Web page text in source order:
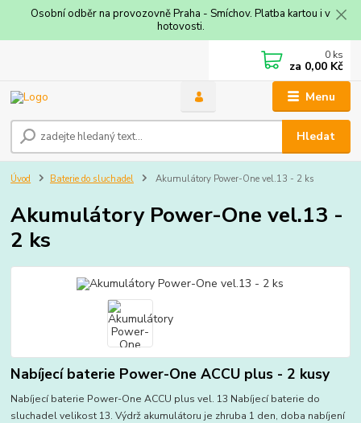
Osobní odběr na provozovně Praha - Smíchov. Platba kartou i v
hotovosti.
Menu
Hledat
0 ks
za 0,00 Kč
Úvod Baterie do sluchadel Akumulátory Power-One vel.13 - 2 ks
Akumulátory Power-One vel.13 -
2 ks
Nabíjecí baterie Power-One ACCU plus - 2 kusy
Nabíjecí baterie Power-One ACCU plus vel. 13 Nabíjecí baterie do
sluchadel velikost 13. Výdrž akumulátoru je zhruba 1 den, doba nabíjení